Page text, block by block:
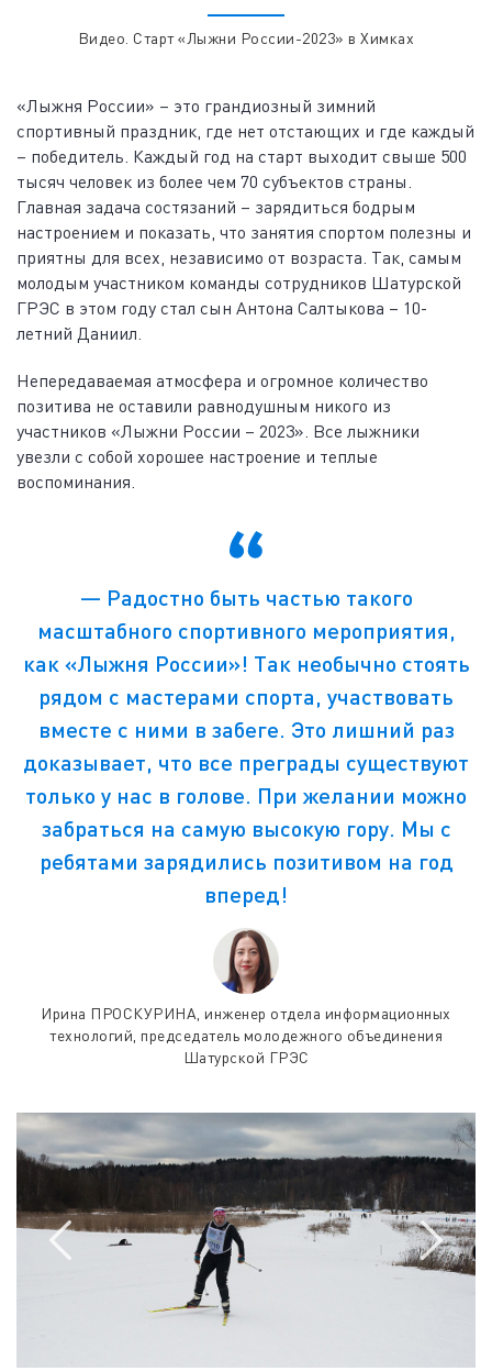
Видео. Старт «Лыжни России-2023» в Химках
«Лыжня России» – это грандиозный зимний
спортивный праздник, где нет отстающих и где каждый
– победитель. Каждый год на старт выходит свыше 500
тысяч человек из более чем 70 субъектов страны.
Главная задача состязаний – зарядиться бодрым
настроением и показать, что занятия спортом полезны и
приятны для всех, независимо от возраста. Так, самым
молодым участником команды сотрудников Шатурской
ГРЭС в этом году стал сын Антона Салтыкова – 10-
летний Даниил.
Непередаваемая атмосфера и огромное количество
позитива не оставили равнодушным никого из
участников «Лыжни России – 2023». Все лыжники
увезли с собой хорошее настроение и теплые
воспоминания.
— Радостно быть частью такого
масштабного спортивного мероприятия,
как «Лыжня России»! Так необычно стоять
рядом с мастерами спорта, участвовать
вместе с ними в забеге. Это лишний раз
доказывает, что все преграды существуют
только у нас в голове. При желании можно
забраться на самую высокую гору. Мы с
ребятами зарядились позитивом на год
вперед!
Ирина ПРОСКУРИНА, инженер отдела информационных
технологий, председатель молодежного объединения
Шатурской ГРЭС